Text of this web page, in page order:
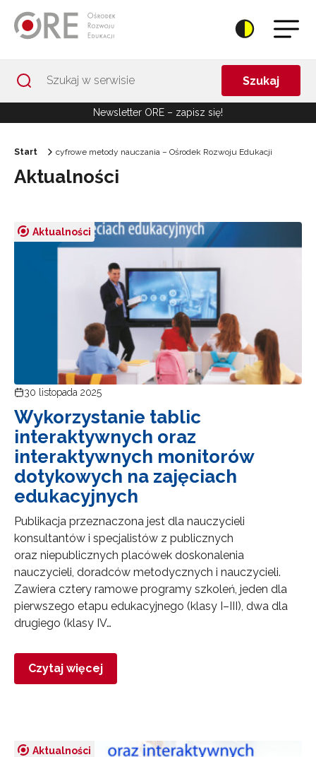
Szukaj
Newsletter ORE – zapisz się!
Start cyfrowe metody nauczania – Ośrodek Rozwoju Edukacji
Aktualności
Aktualności
30 listopada 2025
Wykorzystanie tablic
interaktywnych oraz
interaktywnych monitorów
dotykowych na zajęciach
edukacyjnych
Publikacja przeznaczona jest dla nauczycieli
konsultantów i specjalistów z publicznych
oraz niepublicznych placówek doskonalenia
nauczycieli, doradców metodycznych i nauczycieli.
Zawiera cztery ramowe programy szkoleń, jeden dla
pierwszego etapu edukacyjnego (klasy I–III), dwa dla
drugiego (klasy IV…
Czytaj więcej
Aktualności